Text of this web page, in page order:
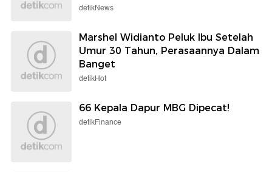
detikNews
Marshel Widianto Peluk Ibu Setelah
Umur 30 Tahun, Perasaannya Dalam
Banget
detikHot
66 Kepala Dapur MBG Dipecat!
detikFinance